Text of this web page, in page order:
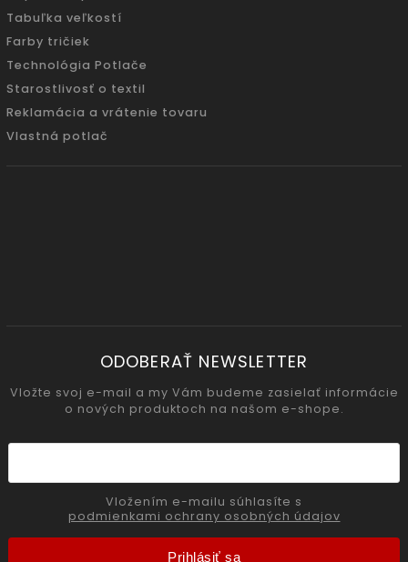
Tabuľka veľkostí
Farby tričiek
Technológia Potlače
Starostlivosť o textil
Reklamácia a vrátenie tovaru
Vlastná potlač
ODOBERAŤ NEWSLETTER
Vložte svoj e-mail a my Vám budeme zasielať informácie
o nových produktoch na našom e-shope.
podmienkami ochrany osobných údajov
Prihlásiť sa